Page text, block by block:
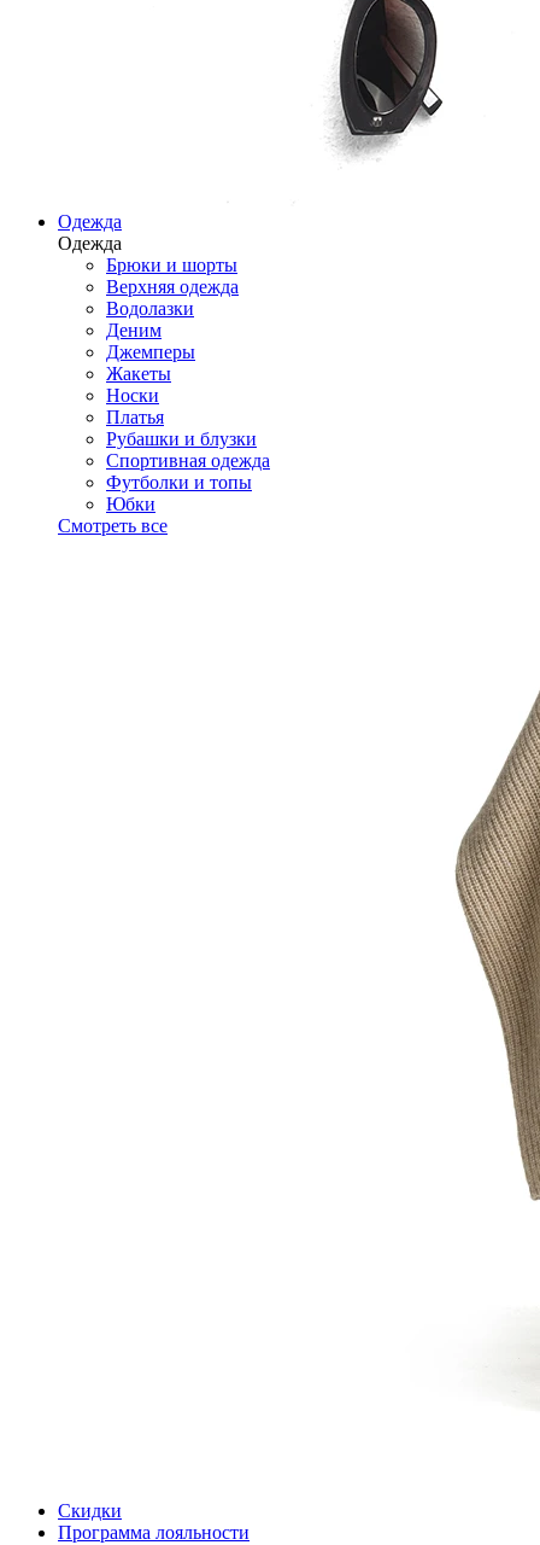
Одежда
Одежда
Брюки и шорты
Верхняя одежда
Водолазки
Деним
Джемперы
Жакеты
Носки
Платья
Рубашки и блузки
Спортивная одежда
Футболки и топы
Юбки
Смотреть все
Скидки
Программа лояльности